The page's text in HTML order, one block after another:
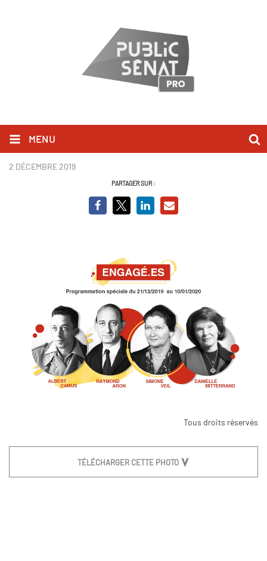
MENU
bandeau temps forts.jpg
2 DÉCEMBRE 2019
PARTAGER SUR :
Tous droits réservés
TÉLÉCHARGER CETTE PHOTO